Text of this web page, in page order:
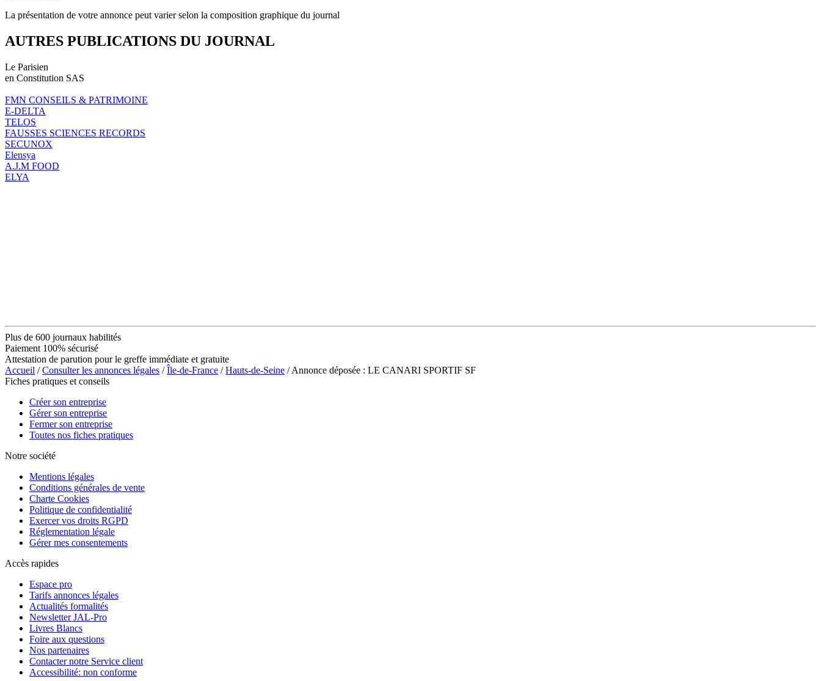
La présentation de votre annonce peut varier selon la composition graphique du journal
AUTRES PUBLICATIONS DU JOURNAL
Le Parisien
en Constitution SAS
FMN CONSEILS & PATRIMOINE
E-DELTA
TELOS
FAUSSES SCIENCES RECORDS
SECUNOX
Elensya
A.J.M FOOD
ELYA
Plus de 600 journaux habilités
Paiement 100% sécurisé
Attestation de parution pour le greffe immédiate et gratuite
Accueil /Consulter les annonces légales /Île-de-France /Hauts-de-Seine / Annonce déposée : LE CANARI SPORTIF SF
Fiches pratiques et conseils
Créer son entreprise
Gérer son entreprise
Fermer son entreprise
Toutes nos fiches pratiques
Notre société
Mentions légales
Conditions générales de vente
Charte Cookies
Politique de confidentialité
Exercer vos droits RGPD
Réglementation légale
Gérer mes consentements
Accès rapides
Espace pro
Tarifs annonces légales
Actualités formalités
Newsletter JAL-Pro
Livres Blancs
Foire aux questions
Nos partenaires
Contacter notre Service client
Accessibilité: non conforme